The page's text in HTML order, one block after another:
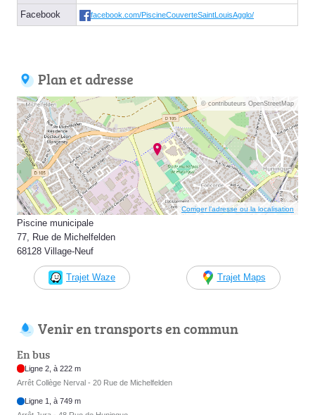
Facebook facebook.com/PiscineCouverteSaintLouisAgglo/
Plan et adresse
© contributeurs OpenStreetMap
Corriger l’adresse ou la localisation
Piscine municipale
77, Rue de Michelfelden
68128 Village-Neuf
Trajet Waze Trajet Maps
Venir en transports en commun
En bus
Ligne 2, à 222 m
Arrêt Collège Nerval - 20 Rue de Michelfelden
Ligne 1, à 749 m